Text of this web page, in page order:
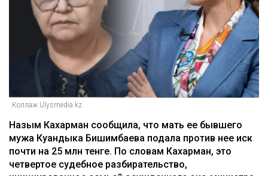
Коллаж Ulysmedia.kz
Назым Кахарман сообщила, что мать ее бывшего
мужа Куандыка Бишимбаева подала против нее иск
почти на 25 млн тенге. По словам Кахарман, это
четвертое судебное разбирательство,